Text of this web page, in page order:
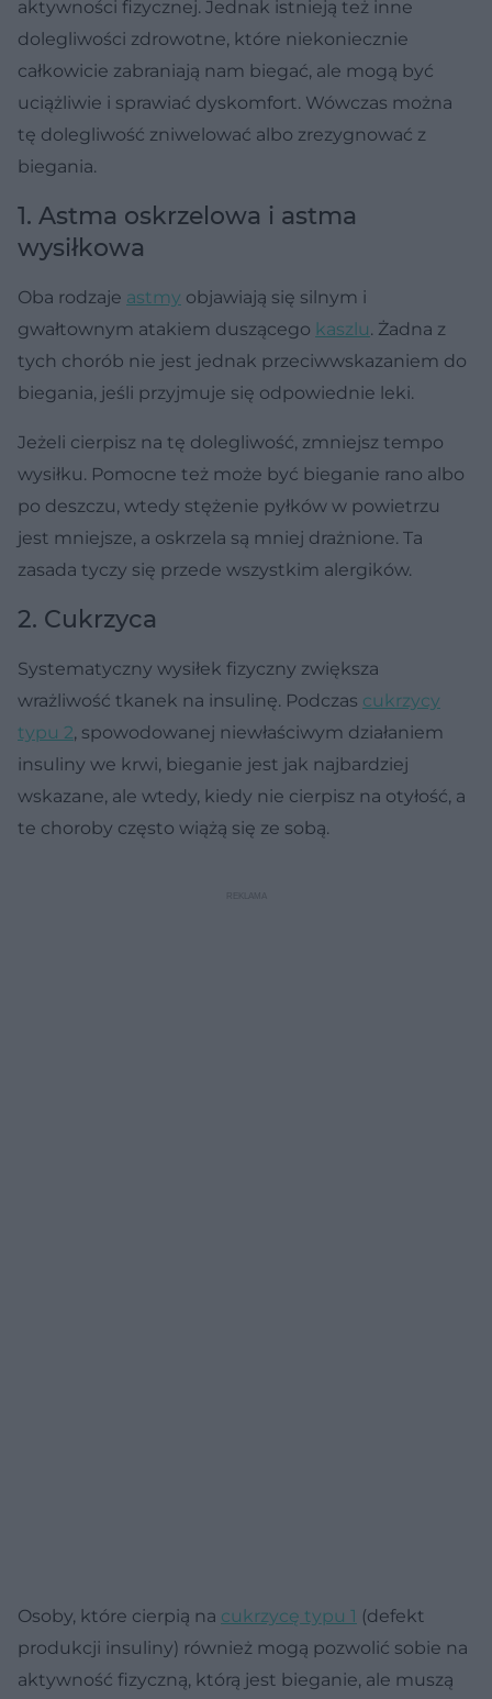
aktywności fizycznej. Jednak istnieją też inne
dolegliwości zdrowotne, które niekoniecznie
całkowicie zabraniają nam biegać, ale mogą być
uciążliwie i sprawiać dyskomfort. Wówczas można
tę dolegliwość zniwelować albo zrezygnować z
biegania.
1. Astma oskrzelowa i astma
wysiłkowa
Oba rodzaje astmy objawiają się silnym i
gwałtownym atakiem duszącego kaszlu. Żadna z
tych chorób nie jest jednak przeciwwskazaniem do
biegania, jeśli przyjmuje się odpowiednie leki.
Jeżeli cierpisz na tę dolegliwość, zmniejsz tempo
wysiłku. Pomocne też może być bieganie rano albo
po deszczu, wtedy stężenie pyłków w powietrzu
jest mniejsze, a oskrzela są mniej drażnione. Ta
zasada tyczy się przede wszystkim alergików.
2. Cukrzyca
Systematyczny wysiłek fizyczny zwiększa
wrażliwość tkanek na insulinę. Podczas cukrzycy
typu 2, spowodowanej niewłaściwym działaniem
insuliny we krwi, bieganie jest jak najbardziej
wskazane, ale wtedy, kiedy nie cierpisz na otyłość, a
te choroby często wiążą się ze sobą.
Osoby, które cierpią na cukrzycę typu 1 (defekt
produkcji insuliny) również mogą pozwolić sobie na
aktywność fizyczną, którą jest bieganie, ale muszą